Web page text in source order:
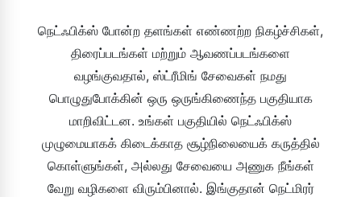
நெட்ஃபிக்ஸ் போன்ற தளங்கள் எண்ணற்ற நிகழ்ச்சிகள்,
திரைப்படங்கள் மற்றும் ஆவணப்படங்களை
வழங்குவதால், ஸ்ட்ரீமிங் சேவைகள் நமது
பொழுதுபோக்கின் ஒரு ஒருங்கிணைந்த பகுதியாக
மாறிவிட்டன. உங்கள் பகுதியில் நெட்ஃபிக்ஸ்
முழுமையாகக் கிடைக்காத சூழ்நிலையைக் கருத்தில்
கொள்ளுங்கள், அல்லது சேவையை அணுக நீங்கள்
வேறு வழிகளை விரும்பினால். இங்குதான் நெட்மிரர்